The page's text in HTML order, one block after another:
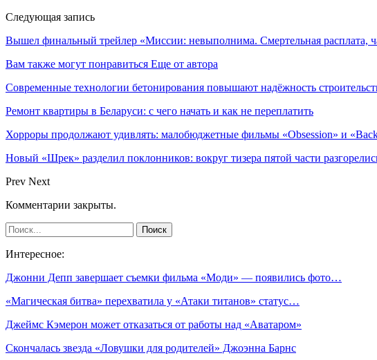
Следующая запись
Вышел финальный трейлер «Миссии: невыполнима. Смертельная расплата,
Вам также могут понравиться Еще от автора
Современные технологии бетонирования повышают надёжность
Ремонт квартиры в Беларуси: с чего начать и как не переплатить
Хорроры продолжают удивлять: малобюджетные фильмы «Obsession» и
Новый «Шрек» разделил поклонников: вокруг тизера пятой части
Prev Next
Комментарии закрыты.
Интересное:
Джонни Депп завершает съемки фильма «Моди» — появились фото…
«Магическая битва» перехватила у «Атаки титанов» статус…
Джеймс Кэмерон может отказаться от работы над «Аватаром»
Скончалась звезда «Ловушки для родителей» Джоэнна Барнс